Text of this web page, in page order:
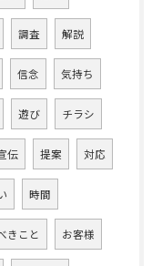
調査 解説
信念 気持ち
遊び チラシ
伝 提案 対応
時間
きこと お客様